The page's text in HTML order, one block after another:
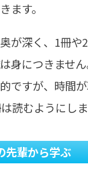
ます。
が深く、1冊や
身につきませ
ですが、時間
読むようにしま
先輩から学ぶ